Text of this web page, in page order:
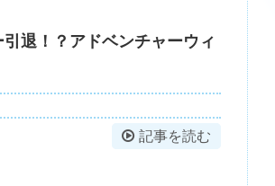
退！？アドベンチャーウィ
記事を読む